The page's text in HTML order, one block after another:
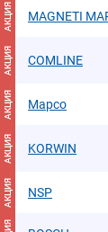
АКЦИЯ MAGNETI
АКЦИЯ COMLINE
АКЦИЯ Mapco
АКЦИЯ KORWIN
АКЦИЯ NSP